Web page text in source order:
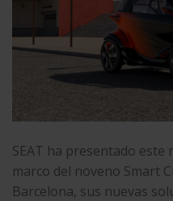
SEAT ha presentado este
marco del noveno Smart
Barcelona, sus nuevas